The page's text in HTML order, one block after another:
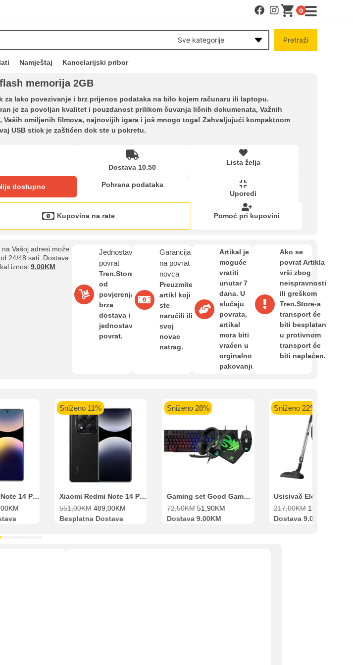
0
Sve kategorije Pretraži
Namještaj Kancelarijski pribor
memorija 2GB
za lako povezivanje i brz prijenos podataka na bilo kojem računaru ili laptopu.
je za povoljan kvalitet i pouzdanost prilikom čuvanja ličnih dokumenata, Važnih
Vaših omiljenih filmova, najnovijih igara i još mnogo toga! Zahvaljujući kompaktnom
USB stick je zaštićen dok ste u pokretu.
Dostava 10.50
Lista želja
dostupno
Pohrana podataka
Uporedi
Kupovina na rate Pomoć pri kupovini
na Vašoj adresi može
24/48 sati. Dostava
iznosi 9.00KM
Jednostavan
povrat
Tren.Store
od
povjerenja,
brza
dostava i
jednostavan
povrat.
Garancija
na povrat
novca
Preuzmite
artikl koji
ste
naručili ili
svoj
novac
natrag.
Artikal je
moguće
vratiti
unutar 7
dana. U
slučaju
povrata,
artikal
mora biti
vraćen u
orginalnom
pakovanju.
Ako se
povrat Artikla
vrši zbog
neispravnosti
ili greškom
Tren.Store-a
transport će
biti besplatan
u protivnom
transport će
biti naplaćen.
Xiaomi Redmi Note 14 Pro 8GB 256GB Ljubičasti
KM
Sniženo 11%
Xiaomi Redmi Note 14 Pro 8GB 256GB Crni
551,00KM 489,00KM
Besplatna Dostava
Sniženo 28%
Gaming set Good Game Tastatura, Miš, Slušalice i podloga za miš
72,50KM 51,90KM
Dostava 9.00KM
Sniženo 22%
217,00KM 169,00
Dostava 9.00KM
Račun
Kupovina na rate
Lista želja
Upoređeni proizvodi
Informacije o dostavi
O nama
Privatnost kupca
Uvjeti i odredbe
na rate
kad se podijeli!
jednu od slikovito prikazanih kartica ispod.
UniCredit banka
MasterCard Obročna
UniCredit banka VISA
Obročna do 24 rate
Sparkasse banka
MasterCard
Shop'n'Fun do 36 rata
Raiffeisen banka VISA
Magic Card do 36 rata